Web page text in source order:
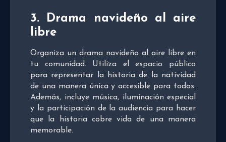
3. Drama navideño al aire
libre
Organiza un drama navideño al aire libre en
tu comunidad. Utiliza el espacio público
para representar la historia de la natividad
de una manera única y accesible para todos.
Además, incluye música, iluminación especial
y la participación de la audiencia para hacer
que la historia cobre vida de una manera
memorable.